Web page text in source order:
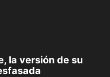
la versión de su